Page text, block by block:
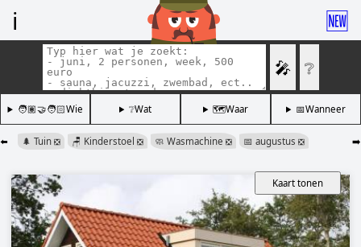
ℹ️ 🆕
🎤 ❔
🧑🏽‍🤝‍🧑🏻Wie ❔Wat 🗺️Waar 📅Wanneer
⬅️ ➡️
🌲 Tuin ❎ 🪑 Kinderstoel ❎ 🧼 Wasmachine ❎ 📅 augustus ❎
Kaart tonen